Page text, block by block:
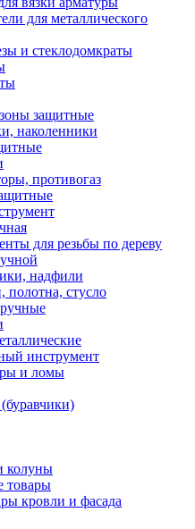
для металлического
и стеклодомкраты
защитные
наколенники
противогаз
для резьбы по дереву
надфили
стусло
инструмент
и ломы
колуны
товары
кровли и фасада